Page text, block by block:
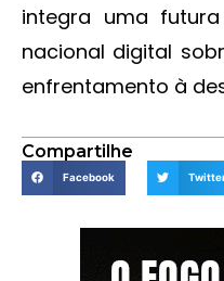
integra uma
nacional digital
enfrentamento à
Compartilhe
Facebook